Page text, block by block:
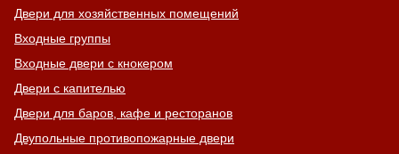
Двери для хозяйственных помещений
Входные группы
Входные двери с кнокером
Двери с капителью
Двери для баров, кафе и ресторанов
Двупольные противопожарные двери